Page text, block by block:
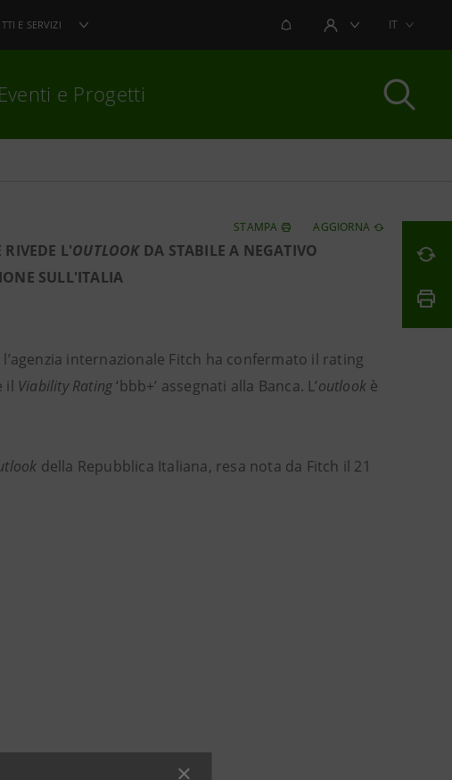
E SERVIZI NOTIFICHEAREA UTENTEIT
Eventi e Progetti
STAMPA AGGIORNA
L'OUTLOOKDA STABILE A NEGATIVO
SULL'ITALIA
internazionale Fitch ha confermato il rating
il Viability Rating‘bbb+’ assegnati alla Banca. L’outlook è
della Repubblica Italiana, resa nota da Fitch il 21